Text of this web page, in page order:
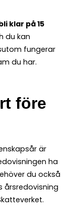
klar på 15
du kan
fungerar
du har.
före
är
ha
du också